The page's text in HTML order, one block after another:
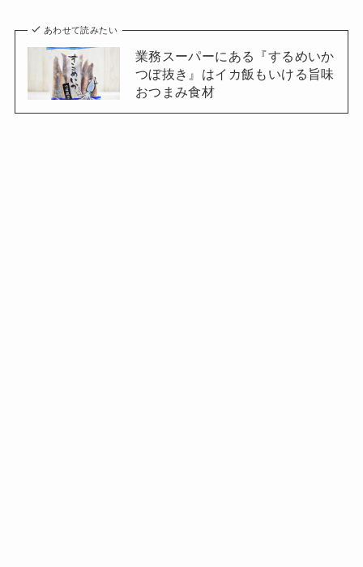
あわせて読みたい
業務スーパーにある『するめいか
つぼ抜き』はイカ飯もいける旨味
おつまみ食材